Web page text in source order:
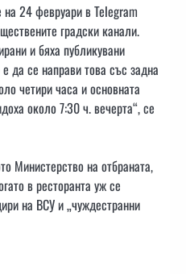
24 февруари в Telegram
градски канали.
и бяха публикувани
да се направи това със задна
четири часа и основната
около 7:30 ч. вечерта“, се
Министерство на отбраната,
в ресторанта уж се
на ВСУ и „чуждестранни